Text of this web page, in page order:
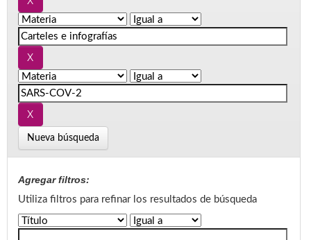
Nueva búsqueda
Agregar filtros:
Utiliza filtros para refinar los resultados de búsqueda